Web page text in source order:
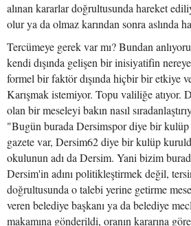
alınan kararlar doğrultusunda hareket
olur ya da olmaz karından sonra aslında
Tercümeye gerek var mı? Bundan
kendi dışında gelişen bir inisiyatifin
formel bir faktör dışında hiçbir bir etkiye
Karışmak istemiyor. Topu valiliğe atıyor.
olan bir meseleyi bakın nasıl
"Bugün burada Dersimspor diye bir
gazete var, Dersim62 diye bir kulüp
okulunun adı da Dersim. Yani bizim
Dersim'in adını politikleştirmek değil,
doğrultusunda o talebi yerine getirme
veren belediye başkanı ya da belediye
makamına gönderildi, oranın kararına